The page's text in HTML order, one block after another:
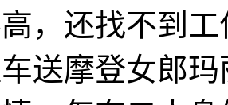
，还找不到
送摩登女郎